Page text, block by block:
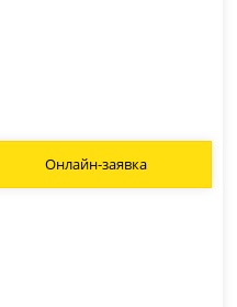
Онлайн-заявка